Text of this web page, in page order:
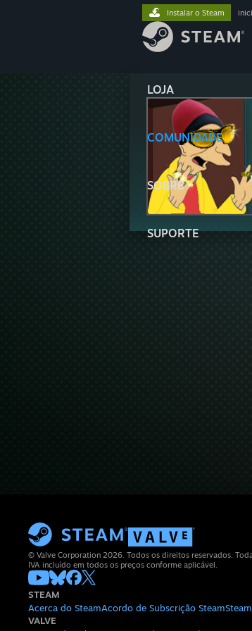
LOJA
COMUNIDADE
SOBRE
SUPORTE
Instalar o Steam
© Valve Corporation 2026. Todos os direitos reservados.
IVA incluído em todos os preços conforme aplicável.
STEAM
Acerca do SteamAcordo de Subscrição Steam
VALVE